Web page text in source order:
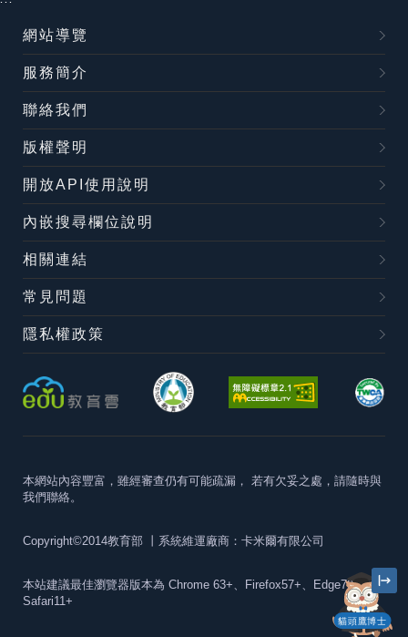
貓頭鷹博士
網站導覽
服務簡介
聯絡我們
版權聲明
開放API使用說明
內嵌搜尋欄位說明
相關連結
常見問題
隱私權政策
本網站內容豐富，雖經審查仍有可能疏漏， 若有欠妥之處，請隨時與
我們聯絡。
Copyright©2014教育部 丨系統維運廠商：卡米爾有限公司
本站建議最佳瀏覽器版本為 Chrome 63+、Firefox57+、Edge79+及
Safari11+